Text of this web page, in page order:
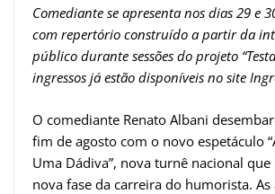
Comediante se apresenta nos dias 29 e
com repertório construído a partir da
público durante sessões do projeto
ingressos já estão disponíveis no site
O comediante Renato Albani
fim de agosto com o novo espetáculo
Uma Dádiva”, nova turnê nacional
nova fase da carreira do humorista. As